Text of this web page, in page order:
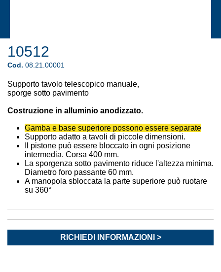
10512
Cod. 08.21.00001
Supporto tavolo telescopico manuale,
sporge sotto pavimento
Costruzione in alluminio anodizzato.
Gamba e base superiore possono essere separate
Supporto adatto a tavoli di piccole dimensioni.
Il pistone può essere bloccato in ogni posizione
intermedia. Corsa 400 mm.
La sporgenza sotto pavimento riduce l'altezza minima.
Diametro foro passante 60 mm.
A manopola sbloccata la parte superiore può ruotare
su 360°
RICHIEDI INFORMAZIONI >